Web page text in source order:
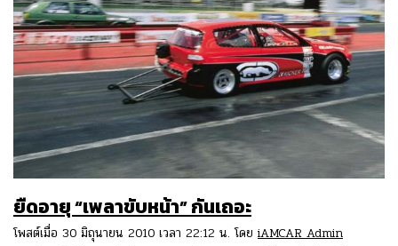
ยืดอายุ “เพลาขับหน้า” กันเถอะ
โพสต์เมื่อ 30 มิถุนายน 2010 เวลา 22:12 น. โดย iAMCAR Admin